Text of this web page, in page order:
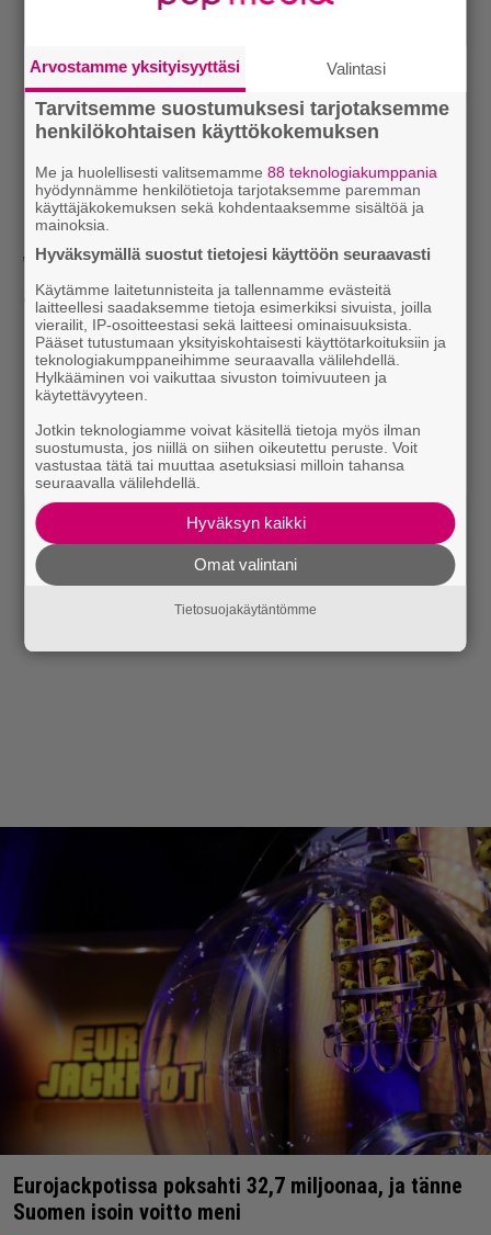
”
Purjehduskerhon hiljainen satama / Rannalla
tietenkään / ei ole ketään. ”
Eurojackpotissa poksahti 32,7 miljoonaa, ja tänne
Suomen isoin voitto meni
Arvostamme yksityisyyttäsi Valintasi
Tarvitsemme suostumuksesi tarjotaksemme
henkilökohtaisen käyttökokemuksen
Me ja huolellisesti valitsemamme88 teknologiakumppania
hyödynnämme henkilötietoja tarjotaksemme paremman
käyttäjäkokemuksen sekä kohdentaaksemme sisältöä ja
mainoksia.
Hyväksymällä suostut tietojesi käyttöön seuraavasti
Käytämme laitetunnisteita ja tallennamme evästeitä
laitteellesi saadaksemme tietoja esimerkiksi sivuista, joilla
vierailit, IP-osoitteestasi sekä laitteesi ominaisuuksista.
Pääset tutustumaan yksityiskohtaisesti käyttötarkoituksiin ja
teknologiakumppaneihimme seuraavalla välilehdellä.
Hylkääminen voi vaikuttaa sivuston toimivuuteen ja
käytettävyyteen.
Jotkin teknologiamme voivat käsitellä tietoja myös ilman
suostumusta, jos niillä on siihen oikeutettu peruste. Voit
vastustaa tätä tai muuttaa asetuksiasi milloin tahansa
seuraavalla välilehdellä.
Hyväksyn kaikki
Omat valintani
Tietosuojakäytäntömme